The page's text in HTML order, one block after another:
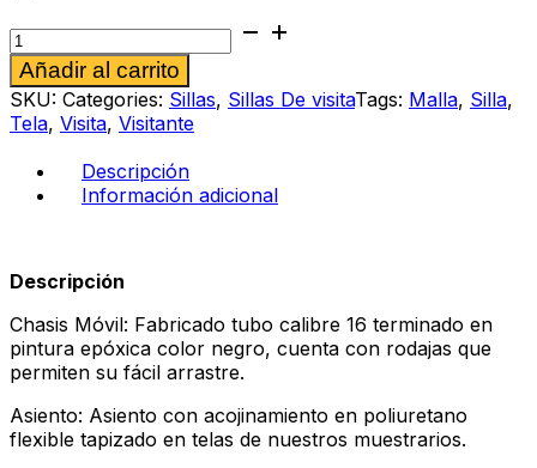
Silla
de
visita
Piatto
mr
cantidad
Añadir al carrito
SKU: Categories: Sillas, Sillas De visitaTags: Malla, Silla,
Tela, Visita, Visitante
Descripción
Información adicional
Descripción
Chasis Móvil: Fabricado tubo calibre 16 terminado en
pintura epóxica color negro, cuenta con rodajas que
permiten su fácil arrastre.
Asiento: Asiento con acojinamiento en poliuretano
flexible tapizado en telas de nuestros muestrarios.